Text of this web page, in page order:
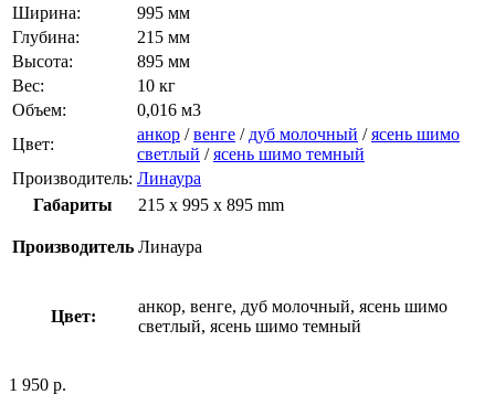
Ширина:
995 мм
Глубина:
215 мм
Высота:
895 мм
Вес:
10 кг
Объем:
0,016 м3
Цвет:
анкор /венге / дуб молочный /ясень шимо
светлый /ясень шимо темный
Производитель: Линаура
Габариты
215 x 995 x 895 mm
Производитель Линаура
Цвет:
анкор, венге, дуб молочный, ясень шимо
светлый, ясень шимо темный
1 950 р.